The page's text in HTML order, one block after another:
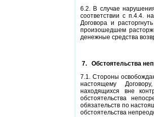
6.2. В случае
соответствии с п.4.4.
Договора и
произошедшем
денежные средства
7.
Обстоятельства
7.1. Стороны
настоящему
Договору,
находящихся вне
обстоятельства
обязательств по
обстоятельства